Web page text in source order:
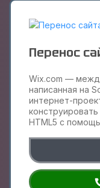
Перенос
Wix.com —
написанная на
интернет-
HTML5 c